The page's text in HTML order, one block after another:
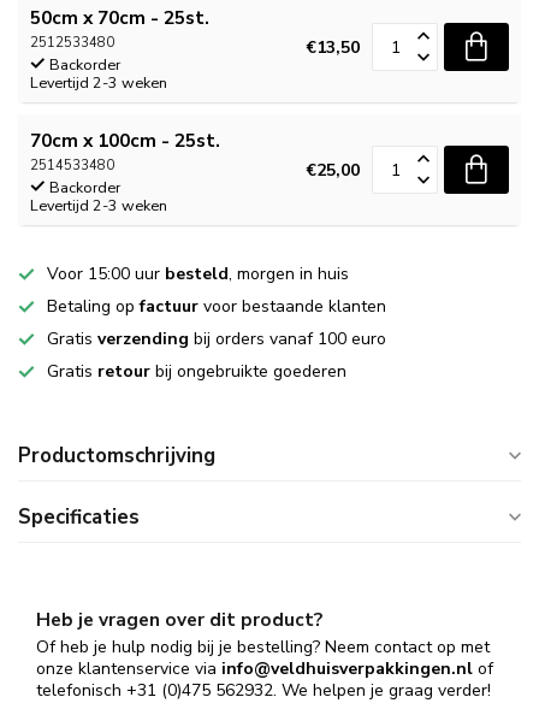
50cm x 70cm - 25st.
2512533480
Backorder
Levertijd 2-3 weken
€13,50
70cm x 100cm - 25st.
2514533480
Backorder
Levertijd 2-3 weken
€25,00
Voor 15:00 uur besteld, morgen in huis
Betaling opfactuur voor bestaande klanten
Gratis verzending bij orders vanaf 100 euro
Gratis retour bij ongebruikte goederen
Productomschrijving
Specificaties
Heb je vragen over dit product?
Of heb je hulp nodig bij je bestelling? Neem contact op met
onze klantenservice via info@veldhuisverpakkingen.nl of
telefonisch +31 (0)475 562932. We helpen je graag verder!